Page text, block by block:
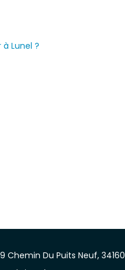
Lunel ?
Chemin Du Puits Neuf, 34160